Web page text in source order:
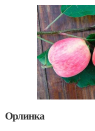
Орлинка